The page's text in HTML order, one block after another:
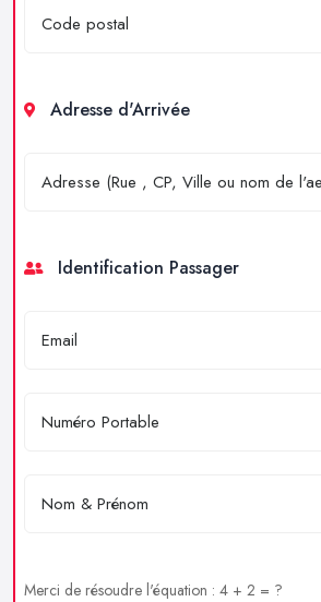
Adresse d'Arrivée
Identification Passager
Merci de résoudre l'équation : 4 + 2 = ?